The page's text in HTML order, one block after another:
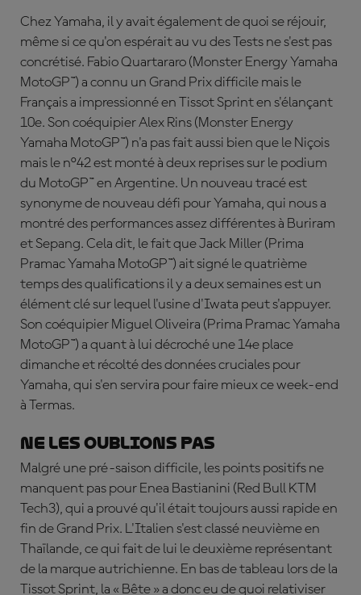
Chez Yamaha, il y avait également de quoi se réjouir,
même si ce qu'on espérait au vu des Tests ne s'est pas
concrétisé. Fabio Quartararo (Monster Energy Yamaha
MotoGP™) a connu un Grand Prix difficile mais le
Français a impressionné en Tissot Sprint en s'élançant
10e. Son coéquipier Alex Rins (Monster Energy
Yamaha MotoGP™) n'a pas fait aussi bien que le Niçois
mais le n°42 est monté à deux reprises sur le podium
du MotoGP™ en Argentine. Un nouveau tracé est
synonyme de nouveau défi pour Yamaha, qui nous a
montré des performances assez différentes à Buriram
et Sepang. Cela dit, le fait que Jack Miller (Prima
Pramac Yamaha MotoGP™) ait signé le quatrième
temps des qualifications il y a deux semaines est un
élément clé sur lequel l'usine d'Iwata peut s'appuyer.
Son coéquipier Miguel Oliveira (Prima Pramac Yamaha
MotoGP™) a quant à lui décroché une 14e place
dimanche et récolté des données cruciales pour
Yamaha, qui s'en servira pour faire mieux ce week-end
à Termas.
Ne les oublions pas
Malgré une pré-saison difficile, les points positifs ne
manquent pas pour Enea Bastianini (Red Bull KTM
Tech3), qui a prouvé qu'il était toujours aussi rapide en
fin de Grand Prix. L'Italien s'est classé neuvième en
Thaïlande, ce qui fait de lui le deuxième représentant
de la marque autrichienne. En bas de tableau lors de la
Tissot Sprint, la « Bête » a donc eu de quoi relativiser